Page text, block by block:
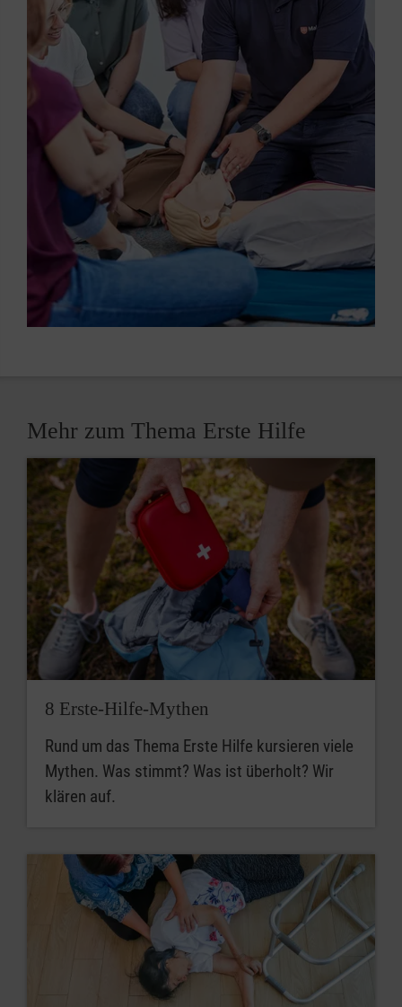
Mehr zum Thema Erste Hilfe
8 Erste-Hilfe-Mythen
Rund um das Thema Erste Hilfe kursieren viele
Mythen. Was stimmt? Was ist überholt? Wir
klären auf.